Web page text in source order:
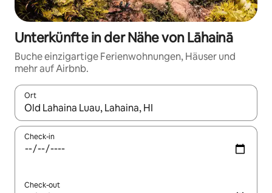
Unterkünfte in der Nähe von Lāhainā
Buche einzigartige Ferienwohnungen, Häuser und
mehr auf Airbnb.
Ort
Wenn Ergebnisse verfügbar sind, navigiere mit den
Check-in
Check-out